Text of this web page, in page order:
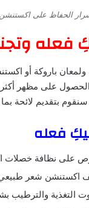
الحفاظ على
فعله
باروكة أو
على مظهر أكثر
بتقديم لائحة
فعله
على نظافة خصلات
اكستنشن شعر طبيعي
التغذية والترطيب